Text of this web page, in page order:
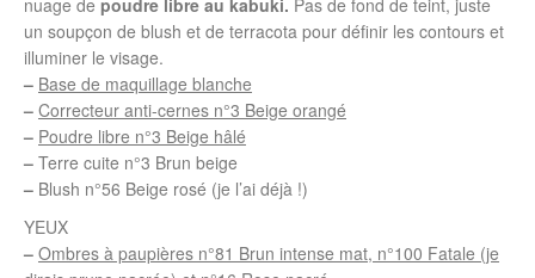
nuage de poudre libre au kabuki. Pas de fond de teint, juste
un soupçon de blush et de terracota pour définir les contours et
illuminer le visage.
– Base de maquillage blanche
– Correcteur anti-cernes n°3 Beige orangé
– Poudre libre n°3 Beige hâlé
– Terre cuite n°3 Brun beige
– Blush n°56 Beige rosé (je l’ai déjà !)
YEUX
– Ombres à paupières n°81 Brun intense mat, n°100 Fatale (je